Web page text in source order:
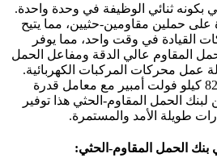
بكونه ثنائي الوظيفة في وحدة واحدة.
على حملين مقاومين-حثيين، مما يتيح
القيادة في وقت واحد، مما يوفر
المقاوم عالي الدقة ومفاعل الحمل
عمل محركات المركبات الكهربائية.
تبلغ سعة الوحدة الواحدة 82.7 كيلو فولت أمبير مع معامل قدرة
يبلغ 0.17. يمكن لبنك الحمل المقاوم-الحثي هذا توفير
طويلة الأمد والمستمرة.
بنك الحمل المقاوم-الحثي: